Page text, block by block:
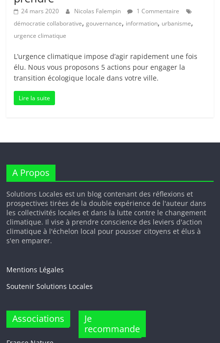
24 mars 2020 Nicolas Falempin
1 Commentaire
démocratie collaborative,gouvernance, information, urbanisme,
urgence climatique
L’urgence climatique impose d’agir rapidement une fois
élu. Nous vous proposons 5 actions pour engager la
transition écologique locale dans votre ville.
Lire la suite
A Propos
Solutions Locales est un blog contenant des réflexions et
prospectives tirées de la double expérience de l'auteur dans
les collectivités locales et dans la lutte contre le changement
climatique. Il vise à prendre conscience des leviers d'action
climatique à l'échelon local pour pousser citoyens et élus à
s'en emparer.
Mentions Légales
Soutenir Solutions Locales
Associations
Je
recommande